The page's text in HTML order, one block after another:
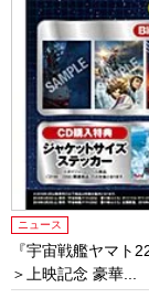
ニュース
『宇宙戦艦ヤマ
＞上映記念 豪華...